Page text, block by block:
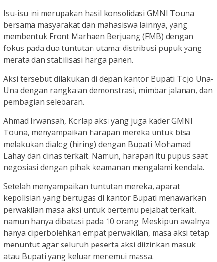
Isu-isu ini merupakan hasil konsolidasi GMNI Touna
bersama masyarakat dan mahasiswa lainnya, yang
membentuk Front Marhaen Berjuang (FMB) dengan
fokus pada dua tuntutan utama: distribusi pupuk yang
merata dan stabilisasi harga panen.
Aksi tersebut dilakukan di depan kantor Bupati Tojo Una-
Una dengan rangkaian demonstrasi, mimbar jalanan, dan
pembagian selebaran.
Ahmad Irwansah, Korlap aksi yang juga kader GMNI
Touna, menyampaikan harapan mereka untuk bisa
melakukan dialog (hiring) dengan Bupati Mohamad
Lahay dan dinas terkait. Namun, harapan itu pupus saat
negosiasi dengan pihak keamanan mengalami kendala.
Setelah menyampaikan tuntutan mereka, aparat
kepolisian yang bertugas di kantor Bupati menawarkan
perwakilan masa aksi untuk bertemu pejabat terkait,
namun hanya dibatasi pada 10 orang. Meskipun awalnya
hanya diperbolehkan empat perwakilan, masa aksi tetap
menuntut agar seluruh peserta aksi diizinkan masuk
atau Bupati yang keluar menemui massa.